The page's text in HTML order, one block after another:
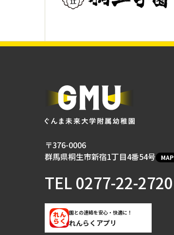
〒376-0006
群馬県桐生市新宿1丁目4番54号
MAP
TEL0277-22-2720
園との連絡を安心・快適に！
れんらくアプリ